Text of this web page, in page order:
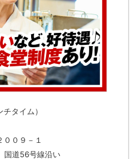
タイム）
０９－１
国道56号線沿い